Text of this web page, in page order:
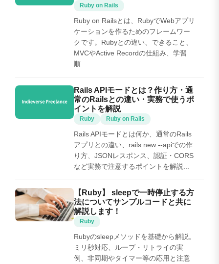
Ruby on Rails
Ruby on Railsとは、RubyでWebアプリ
ケーションを作るためのフレームワー
クです。Rubyとの違い、できること、
MVCやActive Recordの仕組み、学習
順...
Rails APIモードとは？作り方・通
常のRailsとの違い・実務で使うポ
イントを解説
Ruby Ruby on Rails
Rails APIモードとは何か、通常のRails
アプリとの違い、rails new --apiでの作
り方、JSONレスポンス、認証・CORS
など実務で注意するポイントを解説...
【Ruby】 sleepで一時停止する方
法についてサンプルコードと共に
解説します！
Ruby
Rubyのsleepメソッドを基礎から解説。
ミリ秒対応、ループ・リトライの実
例、非同期やタイマー等の応用と注意